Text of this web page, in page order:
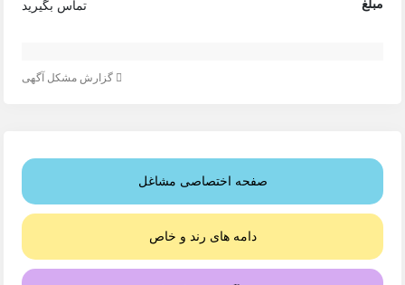
مبلغ تماس بگیرید
گزارش مشکل آگهی
صفحه اختصاصی مشاغل
دامه های رند و خاص